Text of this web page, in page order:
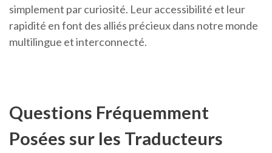
simplement par curiosité. Leur accessibilité et leur
rapidité en font des alliés précieux dans notre monde
multilingue et interconnecté.
Questions Fréquemment
Posées sur les Traducteurs